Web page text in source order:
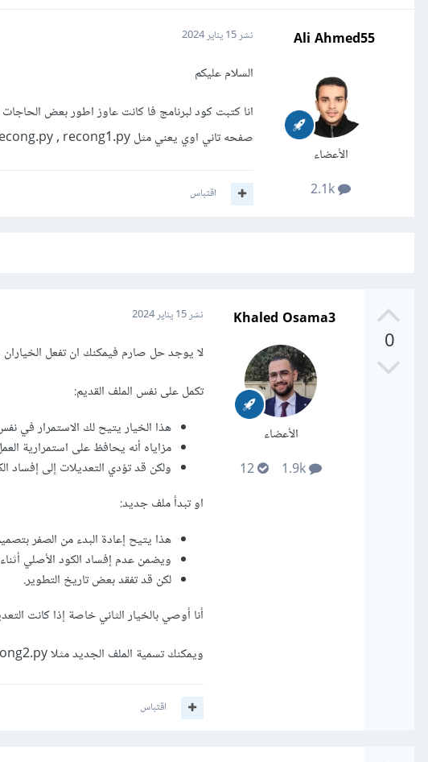
Ali Ahmed55
الأعضاء
نشر15 يناير 2024
السلام عليكم
انا كتبت كود لبرنامج فا كانت عاوز اطور بعض
صفحه تاني اوي يعني مثل recong.py , recong1.py
اقتباس
0
Khaled Osama3
الأعضاء
نشر15 يناير 2024
لا يوجد حل صارم فيمكنك ان تفعل
تكمل على نفس الملف القديم:
هذا الخيار يتيح لك الاستمرار في
مزاياه أنه يحافظ على استمرارية
ولكن قد تؤدي التعديلات إلى إفساد
او تبدأ ملف جديد:
هذا يتيح إعادة البدء من الصفر
ويضمن عدم إفساد الكود الأصلي
لكن قد تفقد بعض تاريخ التطوير.
أنا أوصي بالخيار الثاني خاصة إذا كانت
ويمكنك تسمية الملف الجديد مثلا recong2.py للحفاظ على تاريخ الإصدارات.
اقتباس